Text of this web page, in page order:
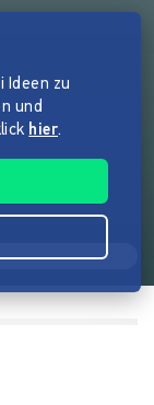
Ideen zu
und
hier.